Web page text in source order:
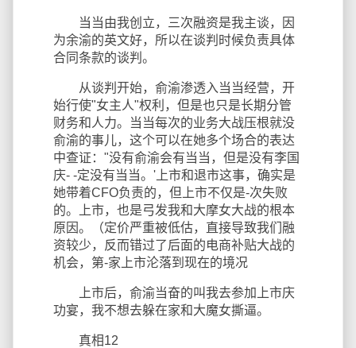
当当由我创立，三次融资是我主谈，因
为余渝的英文好，所以在谈判时候负责具体
合同条款的谈判。
从谈判开始，俞渝渗透入当当经营，开
始行使"女主人"权利，但是也只是长期分管
财务和人力。当当每次的业务大战压根就没
俞渝的事儿，这个可以在她多个场合的表达
中查证："没有俞渝会有当当，但是没有李国
庆- -定没有当当。'上市和退市这事，确实是
她带着CFO负责的，但上市不仅是-次失败
的。上市，也是弓发我和大摩女大战的根本
原因。（定价严重被低估，直接导致我们融
资较少，反而错过了后面的电商补贴大战的
机会，第-家上市沦落到现在的境况
上市后，俞渝当奋的叫我去参加上市庆
功宴，我不想去躲在家和大魔女撕逼。
真相12